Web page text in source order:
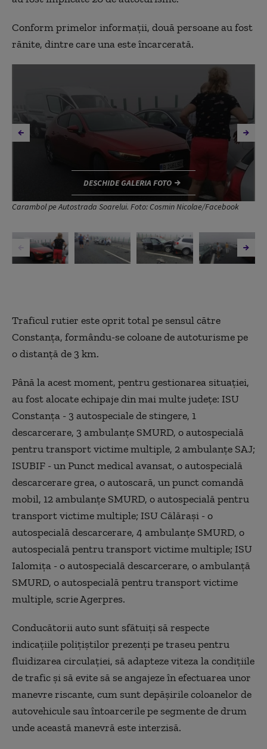
Conform primelor informaţii, două persoane au fost
rănite, dintre care una este încarcerată.
Carambol pe Autostrada Soarelui. Foto: Cosmin Nicolae/Facebook
DESCHIDE GALERIA FOTO
Traficul rutier este oprit total pe sensul către
Constanţa, formându-se coloane de autoturisme pe
o distanţă de 3 km.
Până la acest moment, pentru gestionarea situaţiei,
au fost alocate echipaje din mai multe judeţe: ISU
Constanţa - 3 autospeciale de stingere, 1
descarcerare, 3 ambulanţe SMURD, o autospecială
pentru transport victime multiple, 2 ambulanţe SAJ;
ISUBIF - un Punct medical avansat, o autospecială
descarcerare grea, o autoscară, un punct comandă
mobil, 12 ambulanţe SMURD, o autospecială pentru
transport victime multiple; ISU Călăraşi - o
autospecială descarcerare, 4 ambulanţe SMURD, o
autospecială pentru transport victime multiple; ISU
Ialomiţa - o autospecială descarcerare, o ambulanţă
SMURD, o autospecială pentru transport victime
multiple, scrie Agerpres.
Conducătorii auto sunt sfătuiţi să respecte
indicaţiile poliţiştilor prezenţi pe traseu pentru
fluidizarea circulaţiei, să adapteze viteza la condiţiile
de trafic şi să evite să se angajeze în efectuarea unor
manevre riscante, cum sunt depăşirile coloanelor de
autovehicule sau întoarcerile pe segmente de drum
unde această manevră este interzisă.